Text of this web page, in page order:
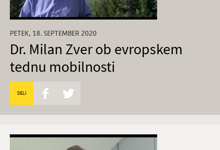
PETEK, 18. SEPTEMBER 2020
Dr. Milan Zver ob evropskem
tednu mobilnosti
DELI